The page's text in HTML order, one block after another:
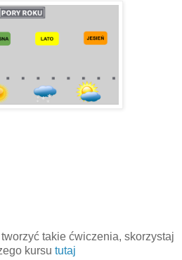
takie ćwiczenia, skorzystaj
kursu tutaj